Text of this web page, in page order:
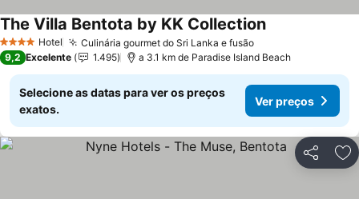
4 EstrelasHotel Culinária gourmet do Sri Lanka e fusão
The Villa Bentota by KK Collection
9,2 Excelente 1.495 a 3.1 km de Paradise Island Beach
Selecione as datas para ver os preços
exatos.
Ver preços
Partilhar